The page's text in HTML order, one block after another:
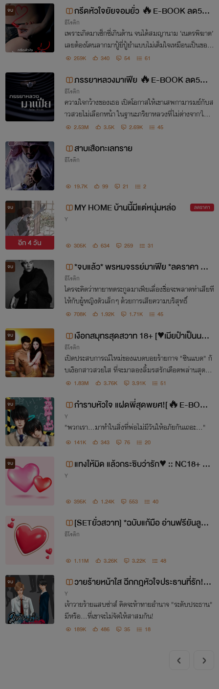
จบ
กรีดหัวใจยัยจอมยั่ว 🔥E-BOOK ลด5
0% ในMEB🔥
อีโรติก
เพราะเกิดมาเซ็กซี่เกินต้าน จนได้สมญานาม ‘เนตรพิฆาต’
เลยต้องโดนลากมาปู้ยี่ปู้ยำแบบไม่เต็มใจเหมือนเป็นของเ
ล่นคนรวย ชีวิตช่างไม่ยุติธรรม! ทั้งคนใกล้ตัวที่แทงข้างห
259K 340 54 61
ภรรยาหลวงมาเฟีย 🔥E-BOOK ลด5
0% ในMEB🔥
อีโรติก
ความใจกว้างของเธอ เปิดโอกาสให้เขาเสพกามารมย์กับส
าวสวยไม่เลือกหน้า ในฐานะภริยาหลวงที่ไม่ต่างจาก'ไม้กั้
นหมา'สร้างความแปลกใจแก่ใครมานักต่อนัก ทว่า สำหรั
2.53M 3.5K 2.69K 45
สาบเสือทะเลทราย
อีโรติก
19.7K 99 21 2
จบ
อีก4 วัน
MY HOME บ้านนี้มีแต่หนุ่มหล่อ ลดราคา
Y
305K 634 259 31
จบ
*จบแล้ว* พรหมจรรย์มาเฟีย *ลดราคา 5
0% ถึงสิ้นเดือน กรณีซื้อเป็นชุด*
อีโรติก
ใครจะคิดว่าทายาทตระกูลมาเฟียเลื่องชื่อจะพลาดท่าเสียที
ให้กับผู้หญิงตัวเล็กๆ ด้วยการเสียความบริสุทธิ์
708K 1.92K 1.71K 45
จบ
เงือกสมุทรสุดสวาท 18+ [♥เมียป๋าเป็นนางเ
งือก♥] *ลดราคา 50% ถึงสิ้นเดือน กรณีซื้
อเป็นชุด*
อีโรติก
เปิดประสบการณ์ใหม่ของแบดบอยร้ายกาจ "ซินแบด" กั
บเงือกสาวสวยใส ที่จะมาลองลิ้มรสรักเดือดพล่านสุดอัน
ตรายจนพลั้งใจหลงใหลมนุษย์เพศชายสุดอันตรายผู้นี้!
1.83M 3.76K 3.91K 51
จบ
กำราบหัวใจ แฝดพี่สุดพยศ![🔥E-BOOK
ใน MEB🔥]
Y
"พวกเรา...มาทำในสิ่งที่พ่อไม่มีวันให้อภัยกันเถอะ..."
141K 343 76 20
จบ
แทงให้มิด แล้วกระซิบว่ารัก♥ :: NC18+ *ล
Y
395K 1.24K 553 40
[SETยั่วสวาท] *ฉบับแก้มือ อ่านฟรียันลูกบ
วช* ปรมาจารย์VSธิชา
อีโรติก
1.11M 3.26K 3.22K 48
จบ
วายร้ายหน้าใส ฉีกกฎหัวใจประธานที่รัก!
[🔥E-BOOK ใน MEB🔥]
Y
เจ้าวายร้ายแสบซ่าส์ คิดจะท้าทายอำนาจ "ระดับประธาน"
มีหรือ...ที่เขาจะไม่จัดให้สาสมกัน!
189K 486 35 18